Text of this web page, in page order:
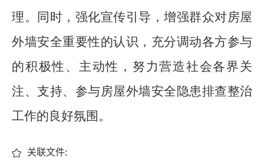
理。同时，强化宣传引导，增强群众对房屋
外墙安全重要性的认识，充分调动各方参与
的积极性、主动性，努力营造社会各界关
注、支持、参与房屋外墙安全隐患排查整治
工作的良好氛围。
关联文件: